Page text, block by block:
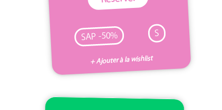
SAP -50% S
+ Ajouter à la wishlist